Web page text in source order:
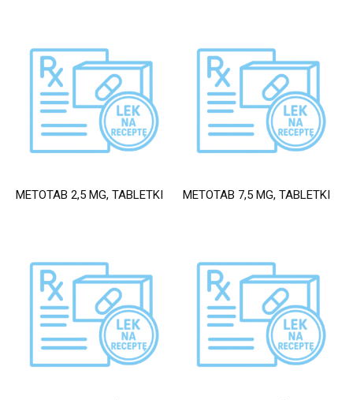
METOTAB 2,5 MG, TABLETKI METOTAB 7,5 MG, TABLETKI